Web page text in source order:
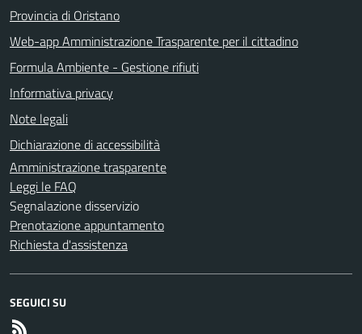
Provincia di Oristano
Web-app Amministrazione Trasparente per il cittadino
Formula Ambiente - Gestione rifiuti
Informativa privacy
Note legali
Dichiarazione di accessibilità
Amministrazione trasparente
Leggi le FAQ
Segnalazione disservizio
Prenotazione appuntamento
Richiesta d'assistenza
SEGUICI SU